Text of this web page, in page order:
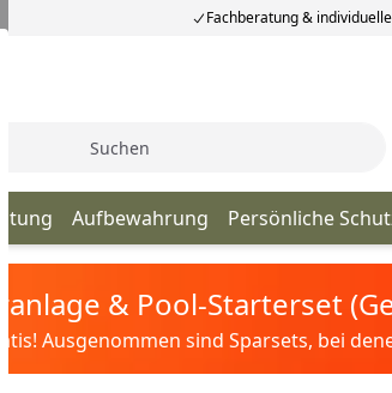
Fachberatung &
Aufbewahrung Persönliche
& Pool-Starterset
Ausgenommen sind Sparsets, bei